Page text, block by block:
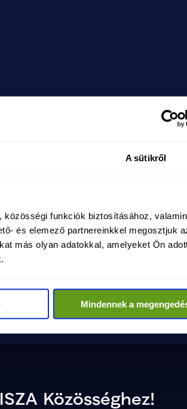
A sütikről
funkciók biztosításához,
és elemező partnereinkkel megosztjuk
más olyan adatokkal, amelyeket Ön
Mindennek a
és fejlődés lesz
Közösséghez!